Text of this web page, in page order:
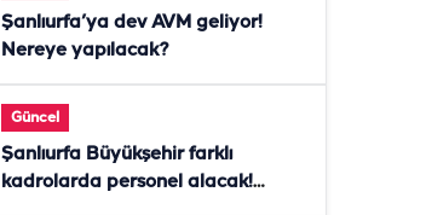
Şanlıurfa’ya dev AVM geliyor!
Nereye yapılacak?
Güncel
Şanlıurfa Büyükşehir farklı
kadrolarda personel alacak!